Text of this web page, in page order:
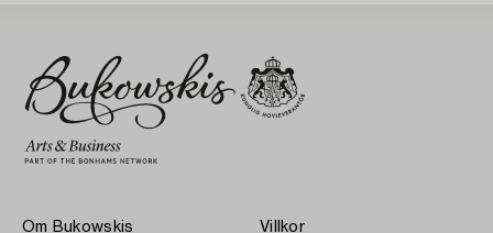
Om Bukowskis Villkor